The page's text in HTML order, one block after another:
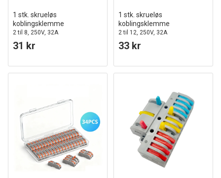
1 stk. skrueløs
koblingsklemme
2 til 8, 250V, 32A
31 kr
1 stk. skrueløs
koblingsklemme
2 til 12, 250V, 32A
33 kr